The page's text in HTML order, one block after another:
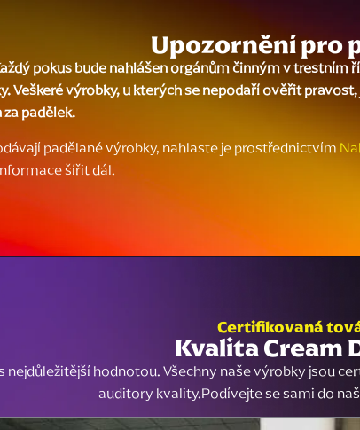
Upozornění pro
pokus bude nahlášen orgánům činným v
Veškeré výrobky, u kterých se nepodaří ověřit
padělek.
padělané výrobky, nahlaste je prostřednictvím
šířit dál.
Certifikovaná
Kvalita Cream
nejdůležitější hodnotou. Všechny naše výrobky jsou
auditory kvality.Podívejte se sami do